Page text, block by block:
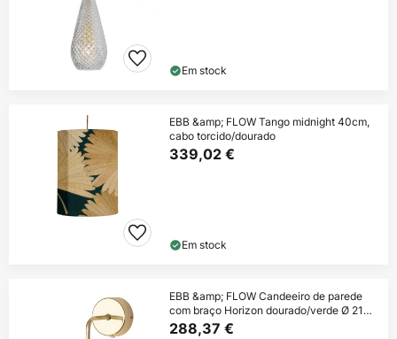
Em stock
EBB &amp; FLOW Tango midnight 40cm,
cabo torcido/dourado
339,02 €
Em stock
EBB &amp; FLOW Candeeiro de parede
com braço Horizon dourado/verde Ø 21
cm
288,37 €